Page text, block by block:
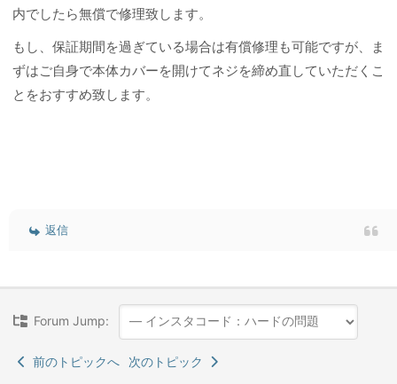
内でしたら無償で修理致します。
もし、保証期間を過ぎている場合は有償修理も可能ですが、ま
ずはご自身で本体カバーを開けてネジを締め直していただくこ
とをおすすめ致します。
返信
Forum Jump:
前のトピックへ 次のトピック